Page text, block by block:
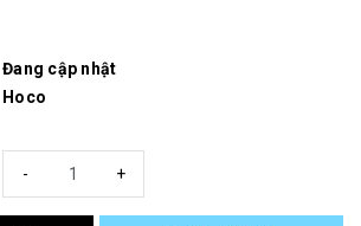
Đang cập nhật
Hoco
+
-